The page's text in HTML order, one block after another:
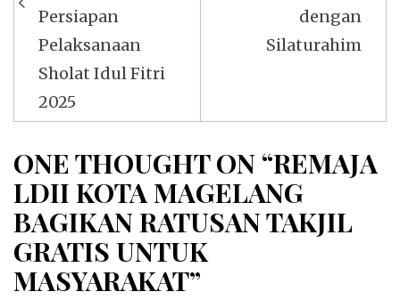
Persiapan
Pelaksanaan
Sholat Idul Fitri
2025
dengan
Silaturahim
ONE THOUGHT ON “REMAJA
LDII KOTA MAGELANG
BAGIKAN RATUSAN TAKJIL
GRATIS UNTUK
MASYARAKAT”